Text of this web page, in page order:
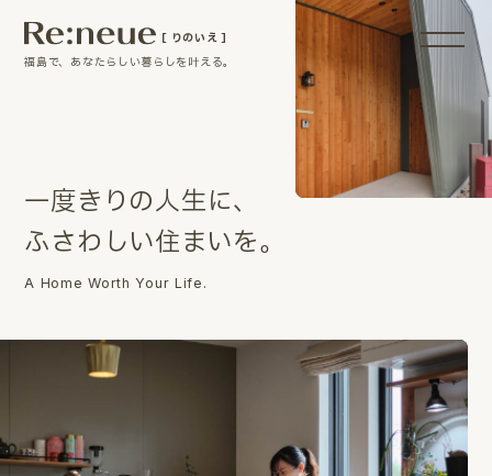
［ りのいえ ］
福島で、あなたらしい暮らしを叶える。
一度き りの人生に、
ふさわ しい住まいを。
A Home Worth Your Life.